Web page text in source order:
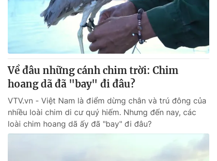
Thị trường 24h Tấm lòng Việt
VTV4 Vươn mình bằng AI
VTV9 VTV8
Liên hệ tòa soạn English
Về đâu những cánh chim trời: Chim
hoang dã đã "bay" đi đâu?
VTV.vn - Việt Nam là điểm dừng chân và trú đông của
nhiều loài chim di cư quý hiếm. Nhưng đến nay, các
loài chim hoang dã ấy đã "bay" đi đâu?